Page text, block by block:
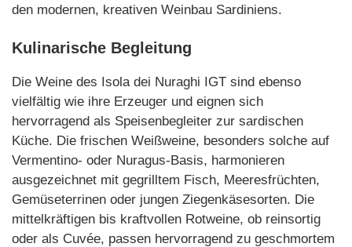
den modernen, kreativen Weinbau Sardiniens.
Kulinarische Begleitung
Die Weine des Isola dei Nuraghi IGT sind ebenso
vielfältig wie ihre Erzeuger und eignen sich
hervorragend als Speisenbegleiter zur sardischen
Küche. Die frischen Weißweine, besonders solche auf
Vermentino- oder Nuragus-Basis, harmonieren
ausgezeichnet mit gegrilltem Fisch, Meeresfrüchten,
Gemüseterrinen oder jungen Ziegenkäsesorten. Die
mittelkräftigen bis kraftvollen Rotweine, ob reinsortig
oder als Cuvée, passen hervorragend zu geschmortem